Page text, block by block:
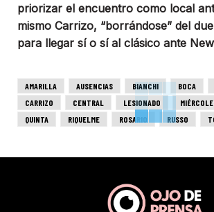
priorizar el encuentro como local
mismo Carrizo, “borrándose” del
para llegar sí o sí al clásico ante
AMARILLA AUSENCIAS BIANCHI BOCA
CARRIZO
CENTRAL LESIONADO
QUINTA
RIQUELME ROSARIO RUSSO